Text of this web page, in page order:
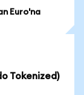
Euro'na
Tokenized)